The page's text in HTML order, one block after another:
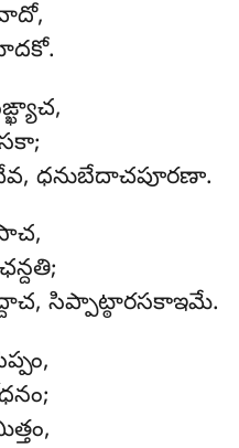
ధనుబేదాచపూరణా.
,
సిప్పాట్ఠారసకాఇమే.